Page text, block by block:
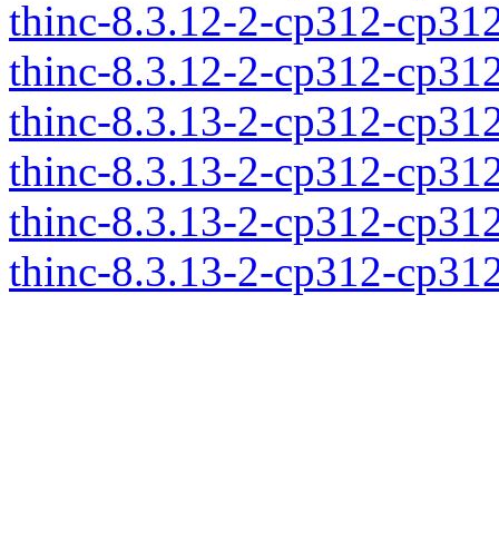
thinc-8.3.12-2-cp312-
thinc-8.3.12-2-cp312-
thinc-8.3.13-2-cp312-
thinc-8.3.13-2-cp312-
thinc-8.3.13-2-cp312-
thinc-8.3.13-2-cp312-